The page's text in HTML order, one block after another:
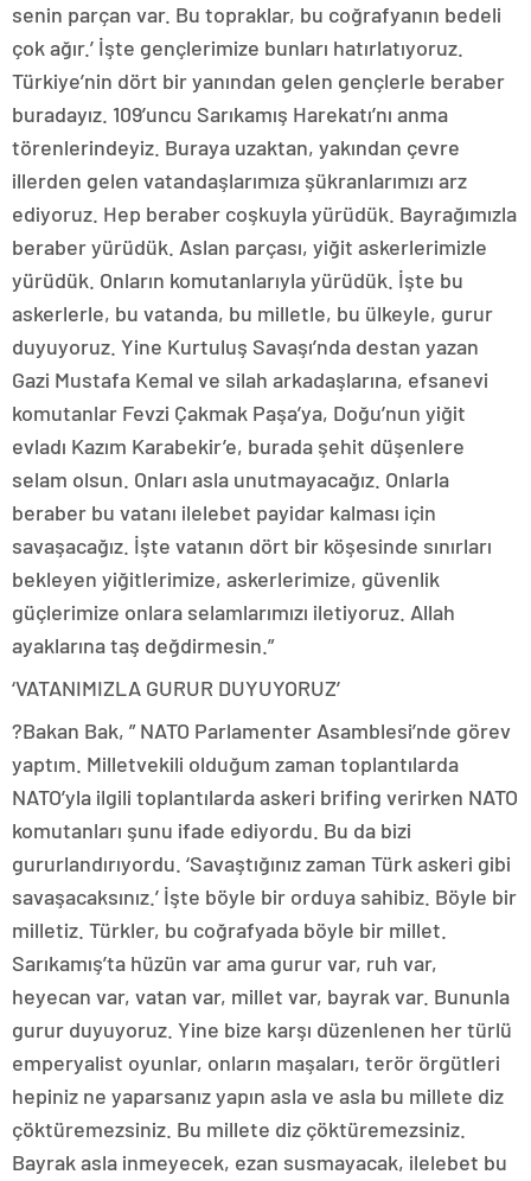
senin parçan var. Bu topraklar, bu coğrafyanın bedeli
çok ağır.’ İşte gençlerimize bunları hatırlatıyoruz.
Türkiye’nin dört bir yanından gelen gençlerle beraber
buradayız. 109’uncu Sarıkamış Harekatı’nı anma
törenlerindeyiz. Buraya uzaktan, yakından çevre
illerden gelen vatandaşlarımıza şükranlarımızı arz
ediyoruz. Hep beraber coşkuyla yürüdük. Bayrağımızla
beraber yürüdük. Aslan parçası, yiğit askerlerimizle
yürüdük. Onların komutanlarıyla yürüdük. İşte bu
askerlerle, bu vatanda, bu milletle, bu ülkeyle, gurur
duyuyoruz. Yine Kurtuluş Savaşı’nda destan yazan
Gazi Mustafa Kemal ve silah arkadaşlarına, efsanevi
komutanlar Fevzi Çakmak Paşa’ya, Doğu’nun yiğit
evladı Kazım Karabekir’e, burada şehit düşenlere
selam olsun. Onları asla unutmayacağız. Onlarla
beraber bu vatanı ilelebet payidar kalması için
savaşacağız. İşte vatanın dört bir köşesinde sınırları
bekleyen yiğitlerimize, askerlerimize, güvenlik
güçlerimize onlara selamlarımızı iletiyoruz. Allah
ayaklarına taş değdirmesin.”
‘VATANIMIZLA GURUR DUYUYORUZ’
?Bakan Bak, ” NATO Parlamenter Asamblesi’nde görev
yaptım. Milletvekili olduğum zaman toplantılarda
NATO’yla ilgili toplantılarda askeri brifing verirken NATO
komutanları şunu ifade ediyordu. Bu da bizi
gururlandırıyordu. ‘Savaştığınız zaman Türk askeri gibi
savaşacaksınız.’ İşte böyle bir orduya sahibiz. Böyle bir
milletiz. Türkler, bu coğrafyada böyle bir millet.
Sarıkamış’ta hüzün var ama gurur var, ruh var,
heyecan var, vatan var, millet var, bayrak var. Bununla
gurur duyuyoruz. Yine bize karşı düzenlenen her türlü
emperyalist oyunlar, onların maşaları, terör örgütleri
hepiniz ne yaparsanız yapın asla ve asla bu millete diz
çöktüremezsiniz. Bu millete diz çöktüremezsiniz.
Bayrak asla inmeyecek, ezan susmayacak, ilelebet bu